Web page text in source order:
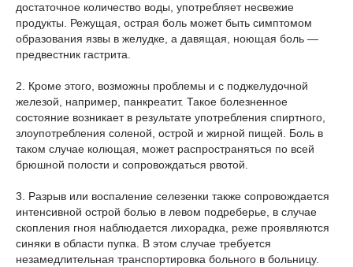
достаточное количество воды, употребляет несвежие
продукты. Режущая, острая боль может быть симптомом
образования язвы в желудке, а давящая, ноющая боль —
предвестник гастрита.
2. Кроме этого, возможны проблемы и с поджелудочной
железой, например, панкреатит. Такое болезненное
состояние возникает в результате употребления спиртного,
злоупотребления соленой, острой и жирной пищей. Боль в
таком случае колющая, может распространяться по всей
брюшной полости и сопровождаться рвотой.
3. Разрыв или воспаление селезенки также сопровождается
интенсивной острой болью в левом подреберье, в случае
скопления гноя наблюдается лихорадка, реже проявляются
синяки в области пупка. В этом случае требуется
незамедлительная транспортировка больного в больницу.